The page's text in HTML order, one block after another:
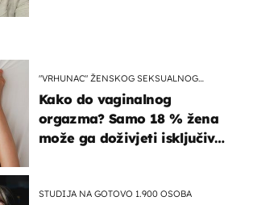
"VRHUNAC" ŽENSKOG SEKSUALNOG
Kako do vaginalnog
orgazma? Samo 18 % žena
može ga doživjeti isključivo
STUDIJA NA GOTOVO 1.900 OSOBA